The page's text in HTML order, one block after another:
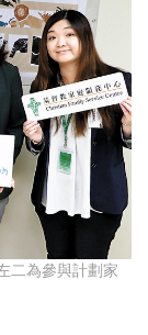
二為參與計劃家